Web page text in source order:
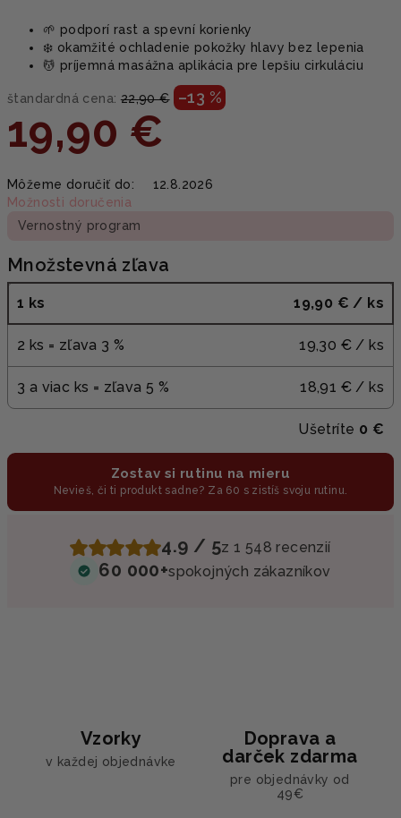
🌱 podporí rast a spevní korienky
❄️ okamžité ochladenie pokožky hlavy bez lepenia
💆 príjemná masážna aplikácia pre lepšiu cirkuláciu
štandardná cena: 22,90 € –13 %
19,90 €
cena:
Môžeme doručiť do:
12.8.2026
Možnosti doručenia
Vernostný program
Množstevná zľava
1 ks 19,90 € / ks
2 ks = zľava 3 % 19,30 € / ks
3 a viac ks = zľava 5 % 18,91 € / ks
Ušetríte 0 €
Zostav si rutinu na mieru
Nevieš, či ti produkt sadne? Za 60 s zistíš svoju rutinu.
4.9 / 5z 1 548 recenzií
60 000+spokojných zákazníkov
Vzorky
v každej objednávke
Doprava a
darček zdarma
pre objednávky od
49€